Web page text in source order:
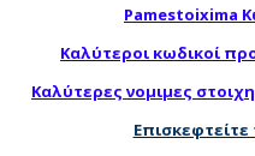
Pamestoixima
Καλύτεροι κωδικοί
Καλύτερες νομιμες
Επισκεφτείτε